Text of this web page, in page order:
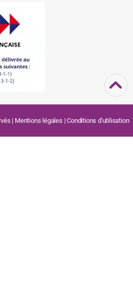
| Mentions légales |Conditions d'utilisation